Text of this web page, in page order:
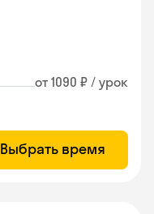
от 1090 ₽ / урок
Выбрать время